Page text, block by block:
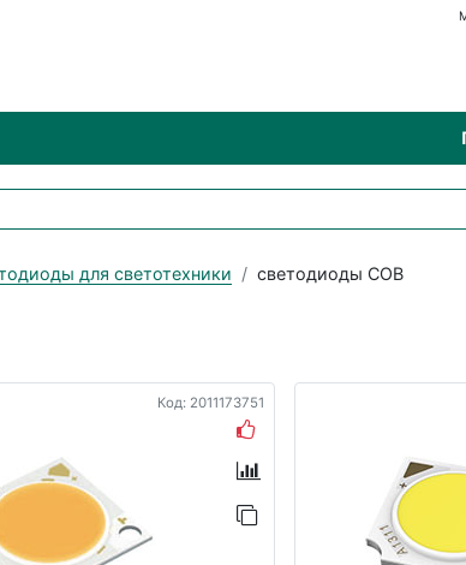
для светотехники светодиоды COB
Код: 2011173751